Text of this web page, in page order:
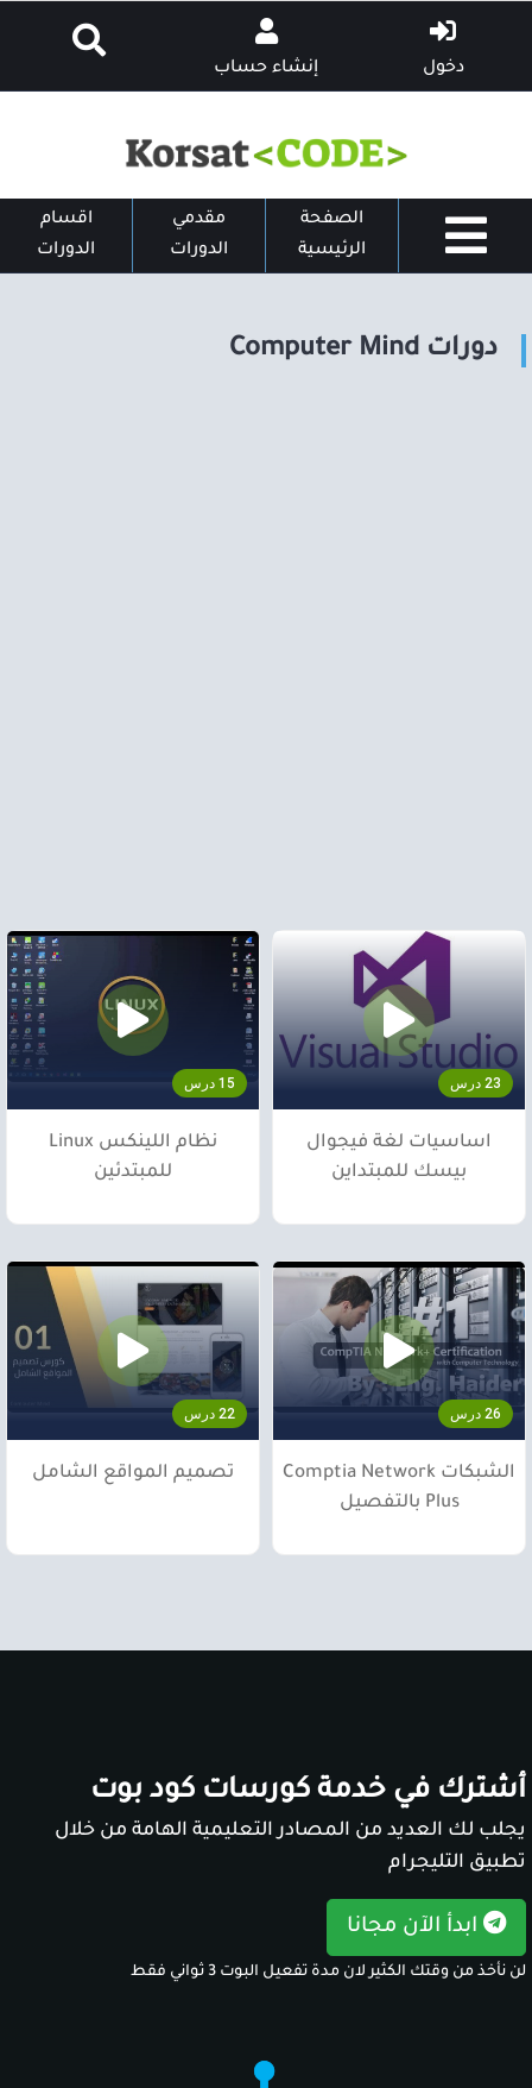
دخول إنشاء حساب
الصفحة
الرئيسية
مقدمي
الدورات
اقسام
الدورات
دورات Computer Mind
23 درس
اساسيات لغة فيجوال
بيسك للمبتداين
15 درس
نظام اللينكس Linux
للمبتدئين
26 درس
الشبكات Comptia Network
Plus بالتفصيل
22 درس
تصميم المواقع الشامل
أشترك في خدمة كورسات كود بوت
يجلب لك العديد من المصادر التعليمية الهامة من خلال
تطبيق التليجرام
ابدأ الآن مجانا
لن نأخذ من وقتك الكثير لان مدة تفعيل البوت 3 ثواني فقط